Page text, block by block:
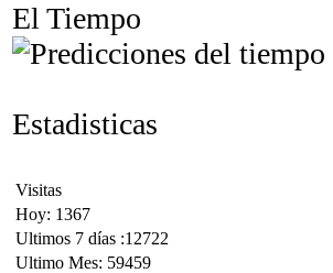
El Tiempo
Estadisticas
Visitas
Hoy: 1367
Ultimos 7 días :12722
Ultimo Mes: 59459